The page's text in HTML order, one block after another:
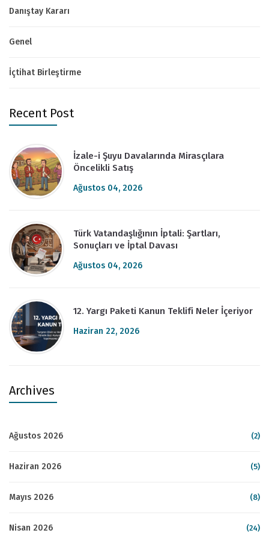
Danıştay Kararı
Genel
İçtihat Birleştirme
Recent Post
İzale-i Şuyu Davalarında Mirasçılara
Öncelikli Satış
Ağustos 04, 2026
Türk Vatandaşlığının İptali: Şartları,
Sonuçları ve İptal Davası
Ağustos 04, 2026
12. Yargı Paketi Kanun Teklifi Neler İçeriyor
Haziran 22, 2026
Archives
Ağustos 2026 (2)
Haziran 2026 (5)
Mayıs 2026 (8)
Nisan 2026 (24)